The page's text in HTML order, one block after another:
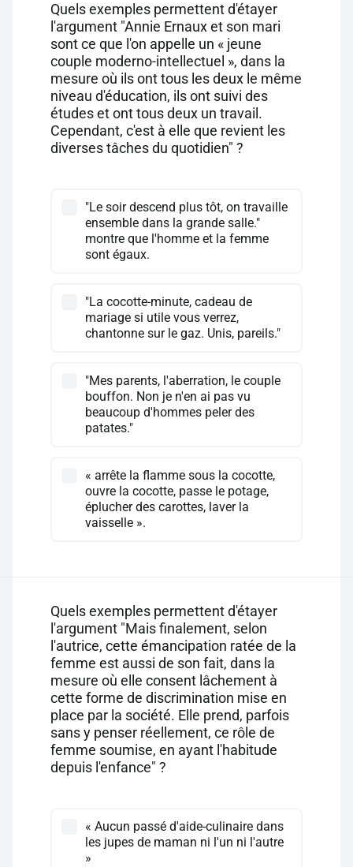
Quels exemples permettent d'étayer
l'argument "Annie Ernaux et son mari
sont ce que l'on appelle un « jeune
couple moderno-intellectuel », dans la
mesure où ils ont tous les deux le même
niveau d'éducation, ils ont suivi des
études et ont tous deux un travail.
Cependant, c'est à elle que revient les
diverses tâches du quotidien" ?
"Le soir descend plus tôt, on travaille
ensemble dans la grande salle."
montre que l'homme et la femme
sont égaux.
"La cocotte-minute, cadeau de
mariage si utile vous verrez,
chantonne sur le gaz. Unis, pareils."
"Mes parents, l'aberration, le couple
bouffon. Non je n'en ai pas vu
beaucoup d'hommes peler des
patates."
« arrête la flamme sous la cocotte,
ouvre la cocotte, passe le potage,
éplucher des carottes, laver la
vaisselle ».
Quels exemples permettent d'étayer
l'argument "Mais finalement, selon
l'autrice, cette émancipation ratée de la
femme est aussi de son fait, dans la
mesure où elle consent lâchement à
cette forme de discrimination mise en
place par la société. Elle prend, parfois
sans y penser réellement, ce rôle de
femme soumise, en ayant l'habitude
depuis l'enfance" ?
« Aucun passé d'aide-culinaire dans
les jupes de maman ni l'un ni l'autre
»